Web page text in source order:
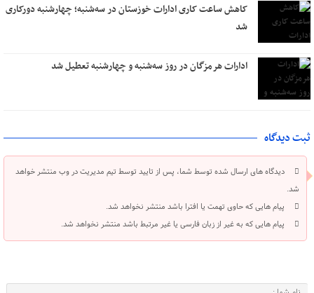
کاهش ساعت کاری ادارات خوزستان در سه‌شنبه؛ چهارشنبه دورکاری
شد
ادارات هرمزگان در روز سه‌شنبه و چهارشنبه تعطیل شد
ثبت دیدگاه
دیدگاه های ارسال شده توسط شما، پس از تایید توسط تیم مدیریت در وب منتشر خواهد
شد.
پیام هایی که حاوی تهمت یا افترا باشد منتشر نخواهد شد.
پیام هایی که به غیر از زبان فارسی یا غیر مرتبط باشد منتشر نخواهد شد.